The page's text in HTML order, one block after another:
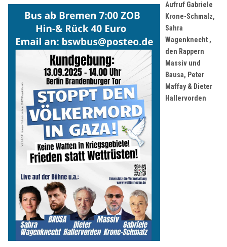
Aufruf Gabriele
Krone-Schmalz,
Sahra
Wagenknecht ,
den Rappern
Massiv und
Bausa, Peter
Maffay & Dieter
Hallervorden